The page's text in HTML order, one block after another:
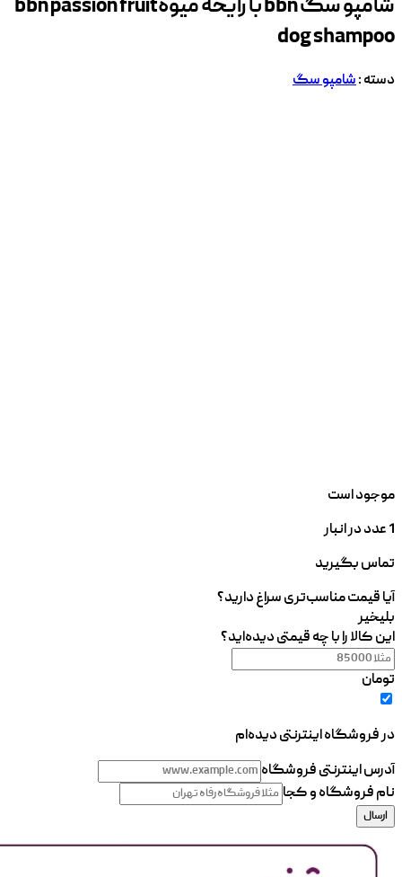
شامپو سگ bbn با رایحه میوه
bbn passion fruit
dog shampoo
دسته :شامپو سگ
موجود است
1 عدد در انبار
تماس بگیرید
آیا قیمت مناسب‌تری سراغ دارید؟
بلیخیر
این کالا را با چه قیمتی دیده‌اید؟
تومان
در فروشگاه اینترنتی دیده‌ام
آدرس اینترنتی فروشگاه
نام فروشگاه و کجا